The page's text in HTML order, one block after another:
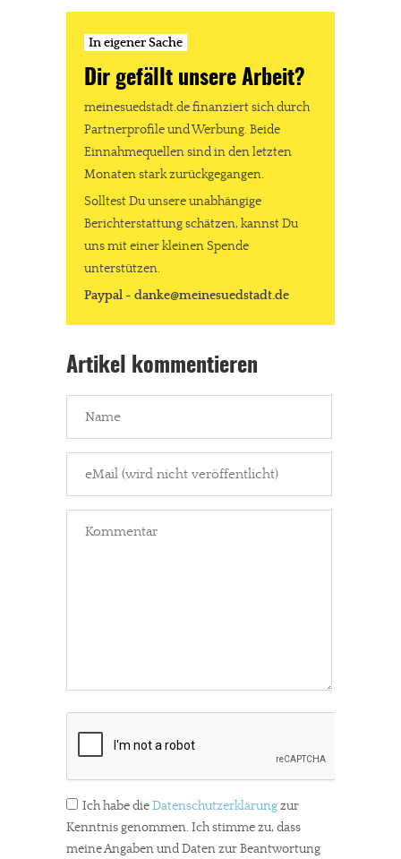
In eigener Sache
Dir gefällt unsere Arbeit?
meinesuedstadt.de finanziert sich durch
Partnerprofile und Werbung. Beide
Einnahmequellen sind in den letzten
Monaten stark zurückgegangen.
Solltest Du unsere unabhängige
Berichterstattung schätzen, kannst Du
uns mit einer kleinen Spende
unterstützen.
Paypal - danke@meinesuedstadt.de
Artikel kommentieren
Ich habe dieDatenschutzerklärungzur
Kenntnis genommen. Ich stimme zu, dass
meine Angaben und Daten zur Beantwortung